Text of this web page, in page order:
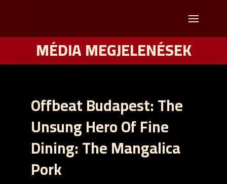
MÉDIA MEGJELENÉSEK
Offbeat Budapest: The
Unsung Hero Of Fine
Dining: The Mangalica
Pork